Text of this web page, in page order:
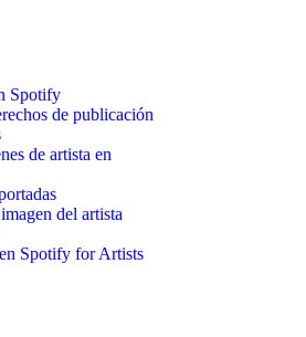
Spotify
de publicación
de artista en
del artista
Spotify for Artists